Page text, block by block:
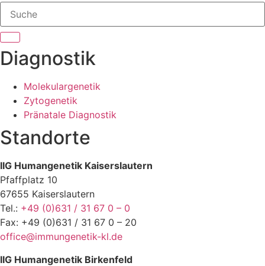
Diagnostik
Molekulargenetik
Zytogenetik
Pränatale Diagnostik
Standorte
IIG Humangenetik Kaiserslautern
Pfaffplatz 10
67655 Kaiserslautern
Tel.: +49 (0)631 / 31 67 0 – 0
Fax: +49 (0)631 / 31 67 0 – 20
office@immungenetik-kl.de
IIG Humangenetik Birkenfeld